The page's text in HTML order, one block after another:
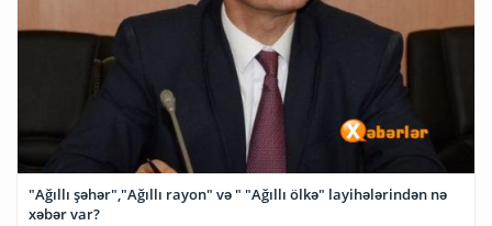
"Ağıllı şəhər","Ağıllı rayon" və " "Ağıllı ölkə" layihələrindən nə
xəbər var?